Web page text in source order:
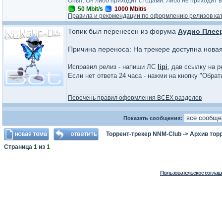
50 Mbit/s
1000 Mbit/s
Правила и рекомендации по оформлению релизов
Топик был перенесен из форума Аудио
Причина переноса: На трекере доступна
Исправил релиз - напиши ЛС lipi, дав ссылку на
Если нет ответа 24 часа - нажми на кнопку
Перечень правил оформления ВСЕХ разделов
Показать сообщения:
Торрент-трекер NNM-Club -> Архив
Страница 1 из 1
Пользовательское